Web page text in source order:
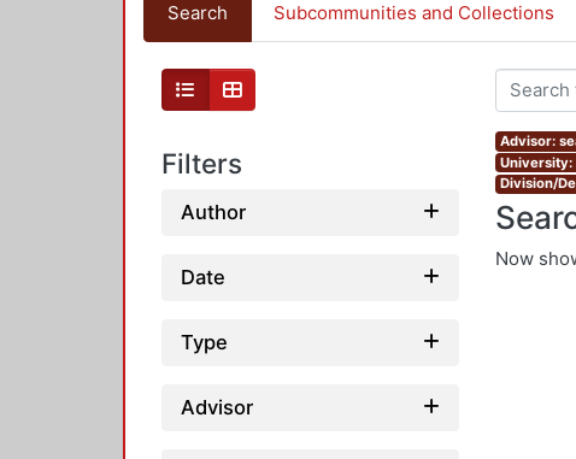
Search Subcommunities and Collections
Filters
Author
Date
Type
Advisor
Advisor:
University:
Division/
Now